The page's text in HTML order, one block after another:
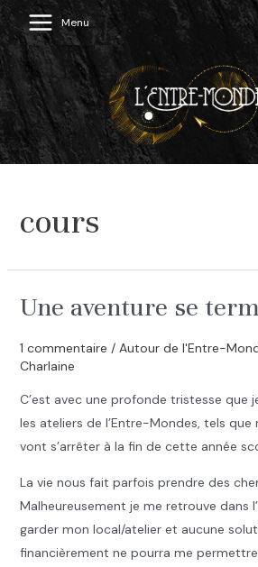
Aller
au
contenu
Main
Menu
Menu
cours
Une aventure se
1 commentaire / Autour de l'Entre-
Charlaine
C’est avec une profonde tristesse que
les ateliers de l’Entre-Mondes, tels que
vont s’arrêter à la fin de cette année
La vie nous fait parfois prendre des
Malheureusement je me retrouve dans
garder mon local/atelier et aucune
financièrement ne pourra me